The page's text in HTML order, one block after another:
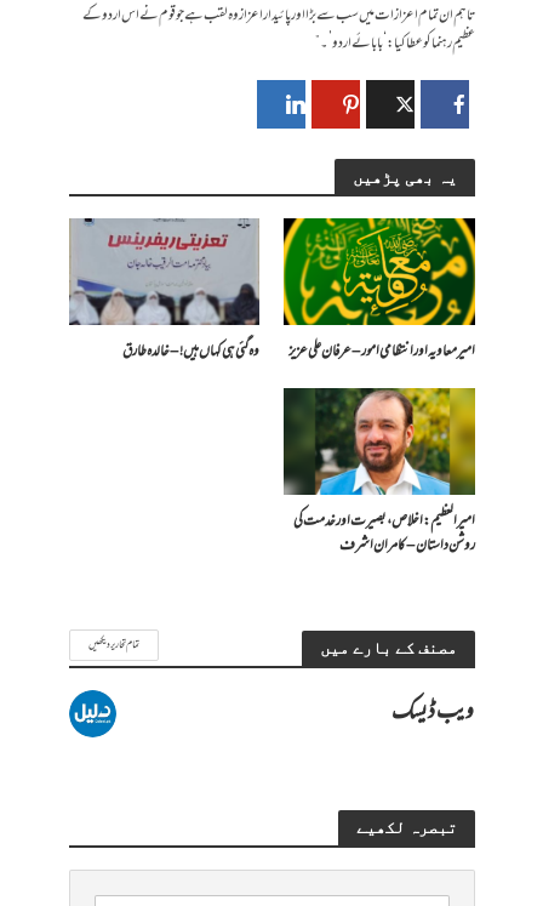
تاہم ان تمام اعزازات میں سب سے بڑا اور پائیدار اعزاز وہ لقب ہے جو قوم نے اس اردو کے
عظیم رہنما کو عطا کیا: ‘بابائے اردو’۔”
یہ بھی پڑھیں
امیر معاویہ اور انتظامی امور – عرفان علی عزیز وہ گئی ہی کہاں ہیں! – خالدہ طارق
امیر العظیم: اخلاص، بصیرت اور خدمت کی
روشن داستان – کامران اشرف
مصنف کے بارے میں تمام تحاریر دیکھیں
ویب ڈیسک
تبصرہ لکھیے